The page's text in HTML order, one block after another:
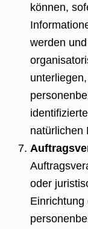
können,
werden
natürlichen
oder
Einrichtung